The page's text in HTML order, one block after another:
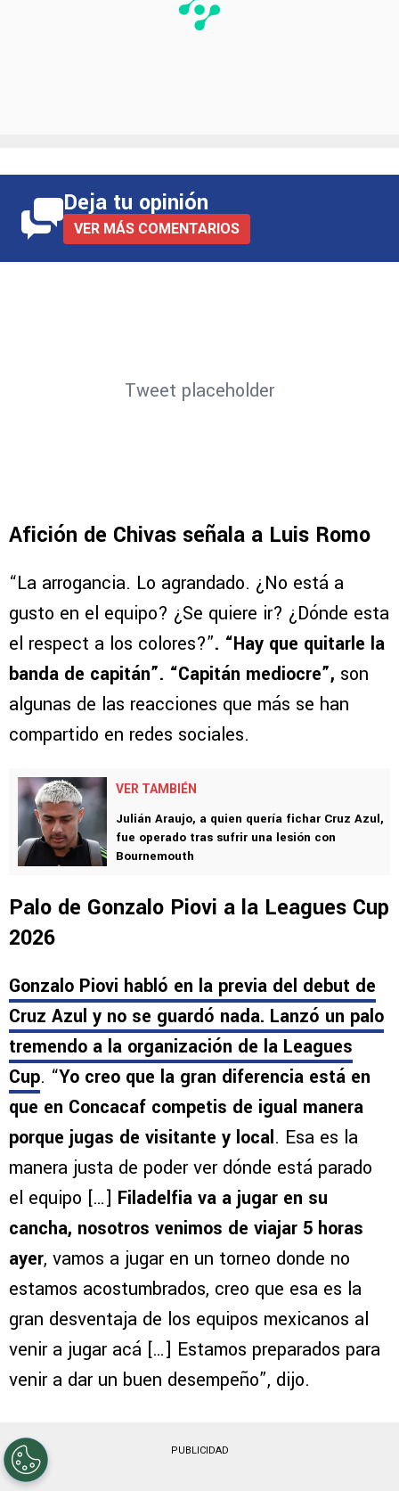
Deja tu opinión
VER MÁS COMENTARIOS
Tweet placeholder
Afición de Chivas señala a Luis Romo
“La arrogancia. Lo agrandado. ¿No está a
gusto en el equipo? ¿Se quiere ir? ¿Dónde esta
el respect a los colores?”. “Hay que quitarle la
banda de capitán”. “Capitán mediocre”, son
algunas de las reacciones que más se han
compartido en redes sociales.
VER TAMBIÉN
Julián Araujo, a quien quería fichar Cruz Azul,
fue operado tras sufrir una lesión con
Bournemouth
Palo de Gonzalo Piovi a la Leagues Cup
2026
Gonzalo Piovi habló en la previa del debut de
Cruz Azul y no se guardó nada. Lanzó un palo
tremendo a la organización de la Leagues
Cup. “Yo creo que la gran diferencia está en
que en Concacaf competis de igual manera
porque jugas de visitante y local. Esa es la
manera justa de poder ver dónde está parado
el equipo […] Filadelfia va a jugar en su
cancha, nosotros venimos de viajar 5 horas
ayer, vamos a jugar en un torneo donde no
estamos acostumbrados, creo que esa es la
gran desventaja de los equipos mexicanos al
venir a jugar acá […] Estamos preparados para
venir a dar un buen desempeño”, dijo.
PUBLICIDAD